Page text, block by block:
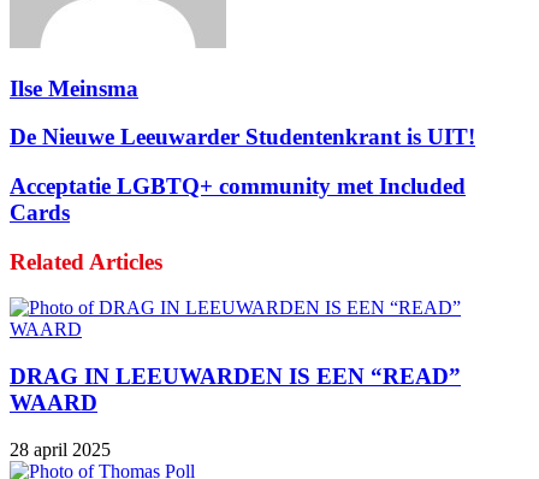
Ilse Meinsma
De Nieuwe Leeuwarder Studentenkrant is UIT!
Acceptatie LGBTQ+ community met Included
Cards
Related Articles
DRAG IN LEEUWARDEN IS EEN “READ”
WAARD
28 april 2025